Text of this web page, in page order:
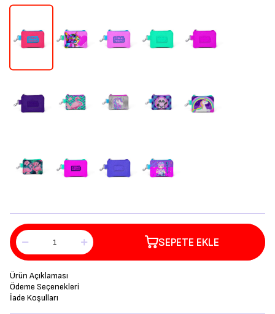
SEPETE EKLE
Ürün Açıklaması
Ödeme Seçenekleri
İade Koşulları